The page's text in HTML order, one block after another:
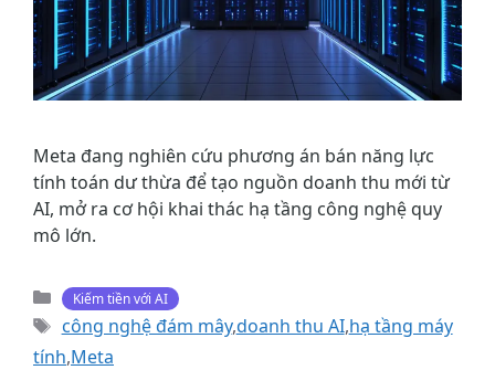
Meta đang nghiên cứu phương án bán năng lực
tính toán dư thừa để tạo nguồn doanh thu mới từ
AI, mở ra cơ hội khai thác hạ tầng công nghệ quy
mô lớn.
Danh
mục
Kiếm tiền với AI
Thẻ
công nghệ đám mây,doanh thu AI,hạ tầng máy
tính,Meta